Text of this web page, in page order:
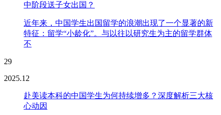
中阶段送子女出国？
近年来，中国学生出国留学的浪潮出现了一个显著的新
特征：留学“小龄化”。与以往以研究生为主的留学群体
不
29
2025.12
赴美读本科的中国学生为何持续增多？深度解析三大核
心动因